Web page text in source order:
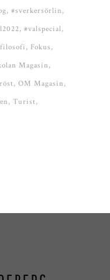
#sverkersörlin
#valspecial
filosofi
Fokus
Magasin
OM Magasin
Turist